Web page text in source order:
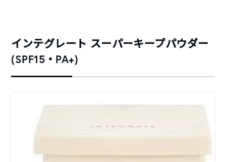
インテグレート スーパーキープパウダー
(SPF15・PA+)